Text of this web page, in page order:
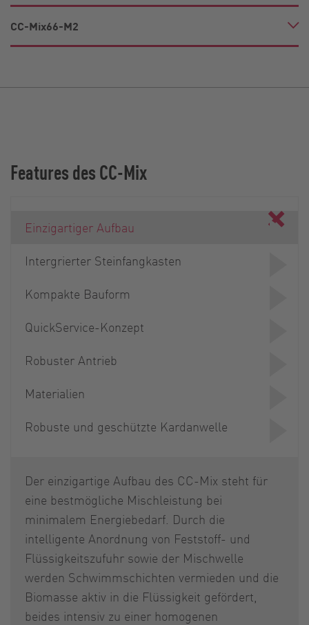
CC-Mix66-M2
Features des CC-Mix
Einzigartiger Aufbau
Intergrierter Steinfangkasten
Kompakte Bauform
QuickService-Konzept
Robuster Antrieb
Materialien
Robuste und geschützte Kardanwelle
Der einzigartige Aufbau des CC-Mix steht für
eine bestmögliche Mischleistung bei
minimalem Energiebedarf. Durch die
intelligente Anordnung von Feststoff- und
Flüssigkeitszufuhr sowie der Mischwelle
werden Schwimmschichten vermieden und die
Biomasse aktiv in die Flüssigkeit gefördert,
beides intensiv zu einer homogenen